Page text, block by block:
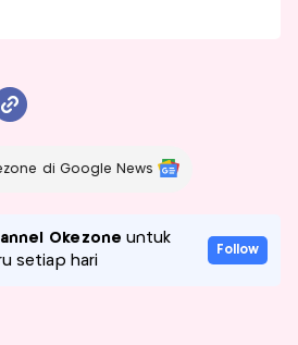
di Google News
Okezone untuk
setiap hari
Follow